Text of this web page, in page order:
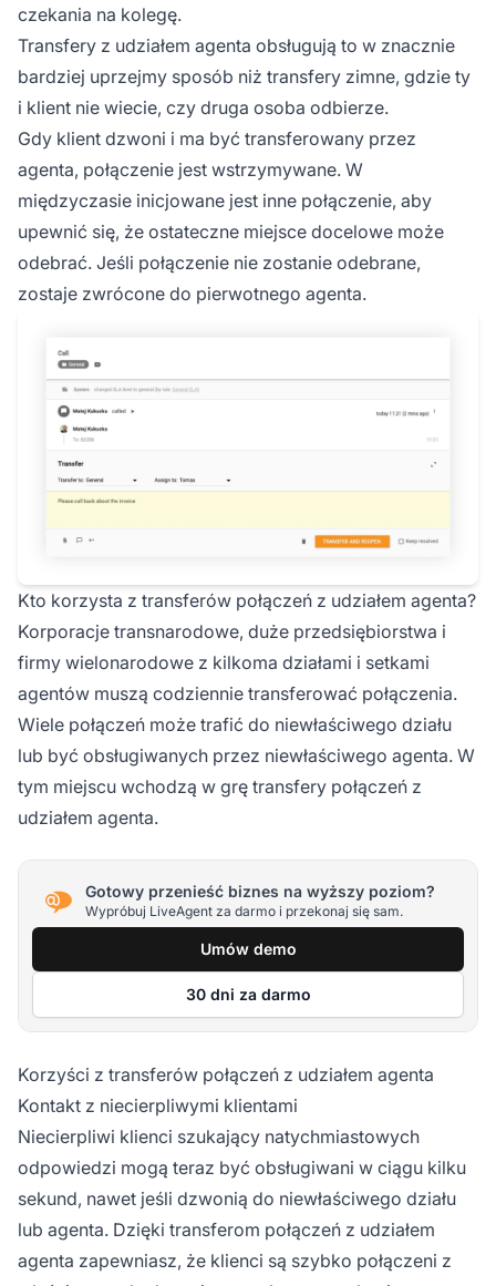
czekania na kolegę.
Transfery z udziałem agenta obsługują to w znacznie
bardziej uprzejmy sposób niż transfery zimne, gdzie ty
i klient nie wiecie, czy druga osoba odbierze.
Gdy klient dzwoni i ma być transferowany przez
agenta, połączenie jest wstrzymywane. W
międzyczasie inicjowane jest inne połączenie, aby
upewnić się, że ostateczne miejsce docelowe może
odebrać. Jeśli połączenie nie zostanie odebrane,
zostaje zwrócone do pierwotnego agenta.
Kto korzysta z transferów połączeń z udziałem agenta?
Korporacje transnarodowe, duże przedsiębiorstwa i
firmy wielonarodowe z kilkoma działami i setkami
agentów muszą codziennie transferować połączenia.
Wiele połączeń może trafić do niewłaściwego działu
lub być obsługiwanych przez niewłaściwego agenta. W
tym miejscu wchodzą w grę transfery połączeń z
udziałem agenta.
Gotowy przenieść biznes na wyższy poziom?
Wypróbuj LiveAgent za darmo i przekonaj się sam.
Umów demo
30 dni za darmo
Korzyści z transferów połączeń z udziałem agenta
Kontakt z niecierpliwymi klientami
Niecierpliwi klienci szukający natychmiastowych
odpowiedzi mogą teraz być obsługiwani w ciągu kilku
sekund, nawet jeśli dzwonią do niewłaściwego działu
lub agenta. Dzięki transferom połączeń z udziałem
agenta zapewniasz, że klienci są szybko połączeni z